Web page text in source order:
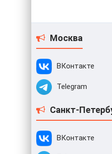
Москва
ВКонтакте
Telegram
Санкт-
ВКонтакте